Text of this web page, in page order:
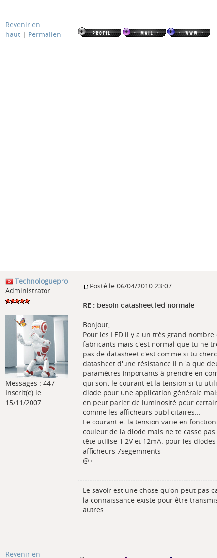
Revenir en
haut | Permalien
Technologuepro
Administrator
Messages : 447
Inscrit(e) le:
15/11/2007
Posté le 06/04/2010 23:07
RE : besoin datasheet led normale
Bonjour,
Pour les LED il y a un très grand nombre
fabricants mais c'est normal que tu ne
pas de datasheet c'est comme si tu
datasheet d'une résistance il n 'a que
paramètres importants à prendre en
qui sont le courant et la tension si tu
diode pour une application générale
en peut parler de luminosité pour
comme les afficheurs publicitaires...
Le courant et la tension varie en
couleur de la diode mais ne te casse
tête utilise 1.2V et 12mA. pour les
afficheurs 7segemnents
@+
Le savoir est une chose qu'on peut pas
la connaissance existe pour être
autres...
Revenir en